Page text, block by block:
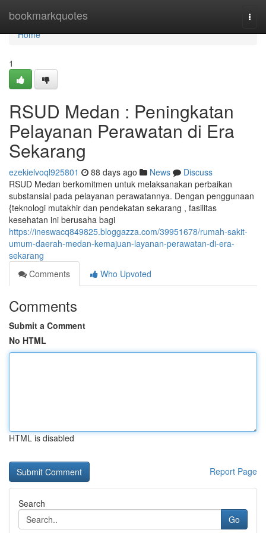
bookmarkquotes
Home
Home
1
RSUD Medan : Peningkatan
Pelayanan Perawatan di Era
Sekarang
ezekielvoql925801 88 days ago News
Discuss
RSUD Medan berkomitmen untuk melaksanakan perbaikan
substansial pada pelayanan perawatannya. Dengan penggunaan
{teknologi mutakhir dan pendekatan sekarang , fasilitas
kesehatan ini berusaha bagi
https://ineswacq849825.bloggazza.com/39951678/rumah-sakit-
umum-daerah-medan-kemajuan-layanan-perawatan-di-era-
sekarang
Comments
Who Upvoted
Comments
Submit a Comment
No HTML
HTML is disabled
Report Page
Search
Go